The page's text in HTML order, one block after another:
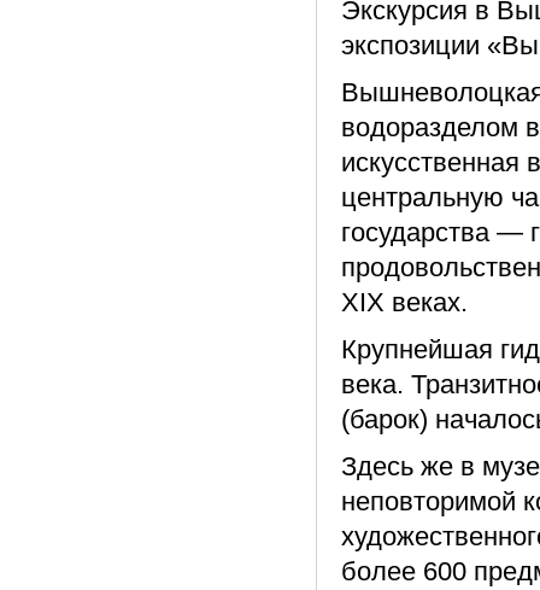
Экскурсия в
экспозиции
водоразделом
искусственная
центральную
государства —
XIX веках.
Крупнейшая
века.
(барок)
Здесь же в
неповторимой
более 600